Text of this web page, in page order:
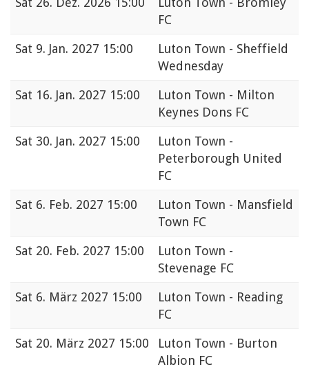
FC
Sat 9. Jan. 2027 15:00
Luton Town - Sheffield
Wednesday
Sat 16. Jan. 2027 15:00
Luton Town - Milton
Keynes Dons FC
Sat 30. Jan. 2027 15:00
Luton Town -
Peterborough United
FC
Sat 6. Feb. 2027 15:00
Luton Town - Mansfield
Town FC
Sat 20. Feb. 2027 15:00
Luton Town -
Stevenage FC
Sat 6. März 2027 15:00
Luton Town - Reading
FC
Sat 20. März 2027 15:00
Luton Town - Burton
Albion FC